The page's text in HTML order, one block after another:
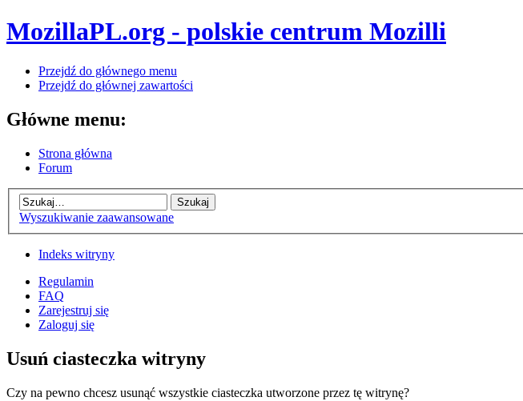
MozillaPL.org - polskie centrum Mozilli
Przejdź do głównego menu
Przejdź do głównej zawartości
Główne menu:
Strona główna
Forum
Wyszukiwanie zaawansowane
Indeks witryny
Regulamin
FAQ
Zarejestruj się
Zaloguj się
Usuń ciasteczka witryny
Czy na pewno chcesz usunąć wszystkie ciasteczka utworzone przez tę witrynę?